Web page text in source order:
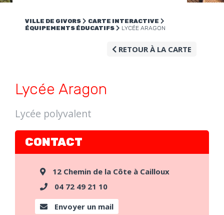
VILLE DE GIVORS
CARTE INTERACTIVE
ÉQUIPEMENTS ÉDUCATIFS
LYCÉE ARAGON
RETOUR À LA CARTE
Lycée Aragon
Lycée polyvalent
CONTACT
12 Chemin de la Côte à Cailloux
04 72 49 21 10
Envoyer un mail